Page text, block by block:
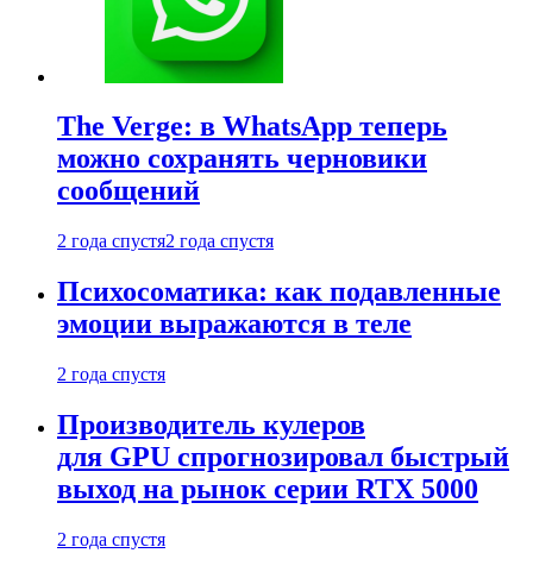
The Verge: в WhatsApp теперь
можно сохранять черновики
сообщений
2 года спустя2 года спустя
Психосоматика: как подавленные
эмоции выражаются в теле
2 года спустя
Производитель кулеров
для GPU спрогнозировал быстрый
выход на рынок серии RTX 5000
2 года спустя